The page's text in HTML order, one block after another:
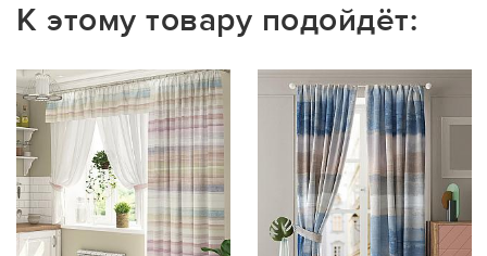
К этому товару подойдёт: